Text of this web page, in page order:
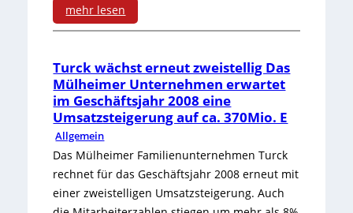
c
h
e
r
h
e
n
e
s
D
r
e
mehr lesen
:
S
p
i
e
l
f
Turck wächst erneut zweistellig Das
Mülheimer Unternehmen erwartet
im Geschäftsjahr 2008 eine
Umsatzsteigerung auf ca. 370Mio. E
Allgemein
Das Mülheimer Familienunternehmen Turck
rechnet für das Geschäftsjahr 2008 erneut mit
einer zweistelligen Umsatzsteigerung. Auch